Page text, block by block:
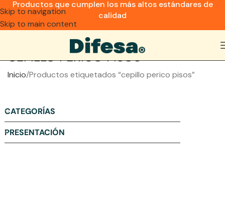
Skip to navigation
Skip to main content
CEPILLO PERICO PISOS
Inicio Productos etiquetados “cepillo perico pisos”
CATEGORÍAS
PRESENTACIÓN
Productos que cumplen los más altos estándares de
calidad